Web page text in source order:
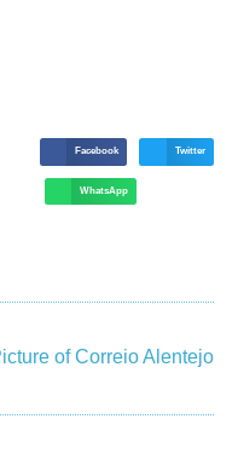
Facebook Twitter
WhatsApp